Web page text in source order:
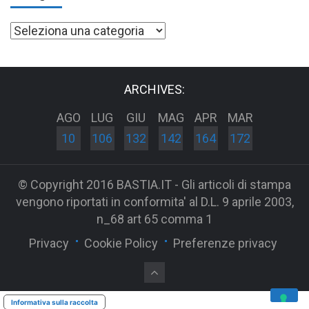
Categorie
ARCHIVES:
AGO
10
LUG
106
GIU
132
MAG
142
APR
164
MAR
172
© Copyright 2016 BASTIA.IT - Gli articoli di stampa
vengono riportati in conformita' al D.L. 9 aprile 2003,
n_68 art 65 comma 1
Privacy
Cookie Policy Preferenze privacy
Informativa sulla raccolta